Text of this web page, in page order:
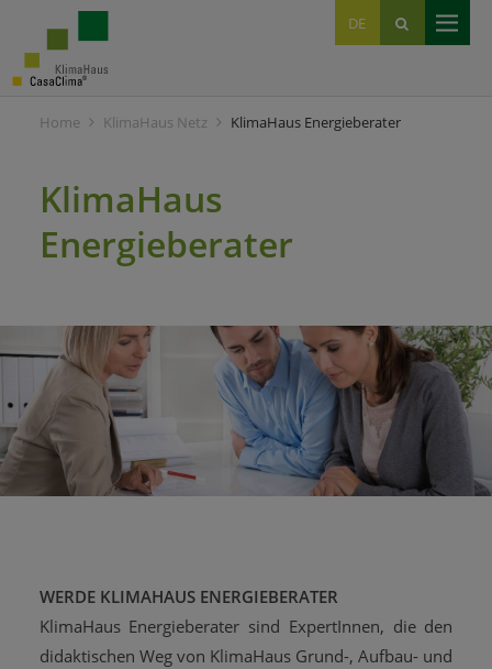
DE
IT
EN
Home KlimaHaus Netz KlimaHaus Energieberater
KlimaHaus
Energieberater
WERDE KLIMAHAUS ENERGIEBERATER
KlimaHaus Energieberater sind ExpertInnen, die den
didaktischen Weg von KlimaHaus Grund-, Aufbau- und